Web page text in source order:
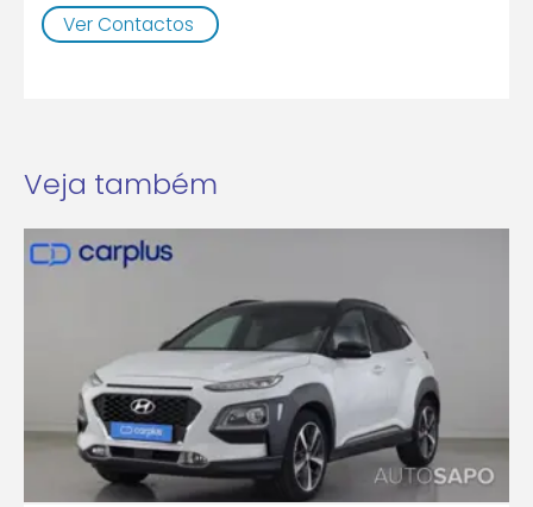
Ver Contactos
Veja também